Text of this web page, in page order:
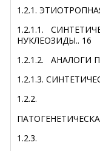
1.2.1.
1.2.1.1.
НУКЛЕОЗИДЫ.. 16
1.2.1.2.
АНАЛОГИ
1.2.1.3.
1.2.2.
1.2.3.